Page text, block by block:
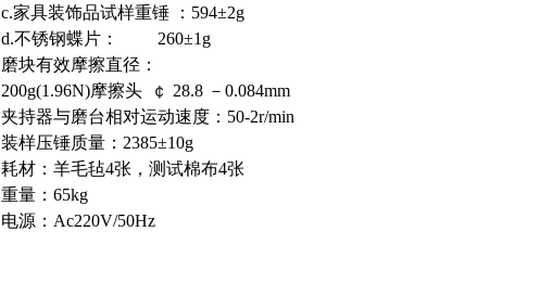
c.家具装饰品试样重锤 ：594±2g
d.不锈钢蝶片： 260±1g
磨块有效摩擦直径：
200g(1.96N)摩擦头 ￠ 28.8 －0.084mm
夹持器与磨台相对运动速度：50-2r/min
装样压锤质量：2385±10g
耗材：羊毛毡4张，测试棉布4张
重量：65kg
电源：Ac220V/50Hz ​